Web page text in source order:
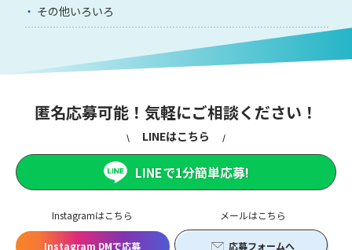
その他いろいろ
匿名応募可能！気軽にご相談ください！
Instagramはこちら
Instagram DMで応募
メールはこちら
応募フォームへ
LINEはこちら
LINEで1分簡単応募!